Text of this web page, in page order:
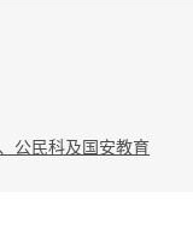
公民科及国安教育